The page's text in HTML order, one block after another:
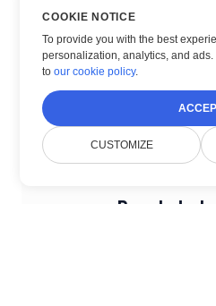
← PREVIOUS POST
Viewer Skalowalny z
Obciążenia
COOKIE NOTICE
To provide you with the best
personalization, analytics, and
toour cookie policy.
CUSTOMIZE